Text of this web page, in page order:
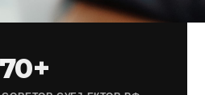
70+